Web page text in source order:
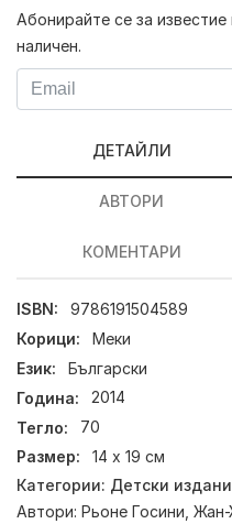
Абонирайте се за
наличен.
ДЕТАЙЛИ
АВТОРИ
КОМЕНТАРИ
ISBN:
9786191504589
Корици:
Меки
Език:
Български
Година:
2014
Тегло:
70
Размер:
14 x 19 см
Категории: Детски
Автори: Рьоне Госини